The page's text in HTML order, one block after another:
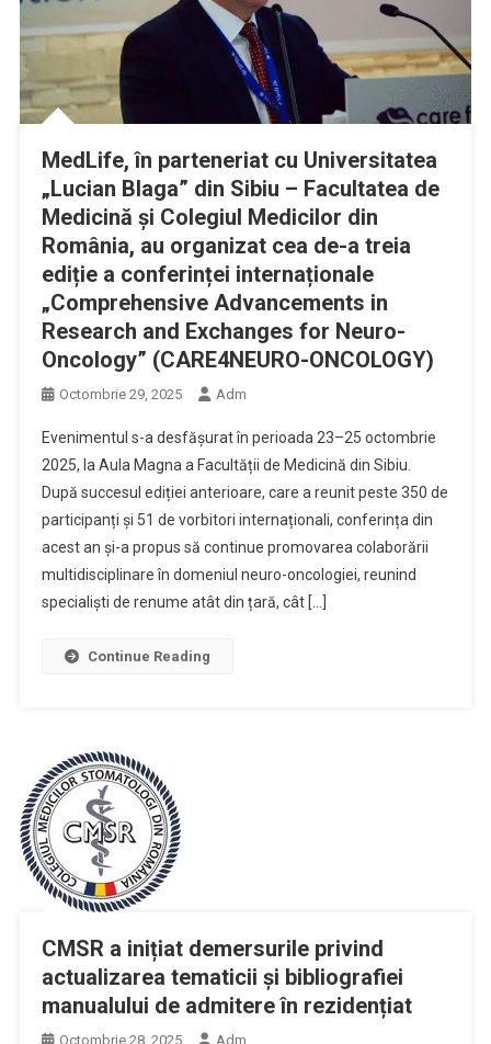
MedLife, în parteneriat cu Universitatea
„Lucian Blaga” din Sibiu – Facultatea de
Medicină și Colegiul Medicilor din
România, au organizat cea de-a treia
ediție a conferinței internaționale
„Comprehensive Advancements in
Research and Exchanges for Neuro-
Oncology” (CARE4NEURO-ONCOLOGY)
Octombrie 29, 2025 Adm
Evenimentul s-a desfășurat în perioada 23–25 octombrie
2025, la Aula Magna a Facultății de Medicină din Sibiu.
După succesul ediției anterioare, care a reunit peste 350 de
participanți și 51 de vorbitori internaționali, conferința din
acest an și-a propus să continue promovarea colaborării
multidisciplinare în domeniul neuro-oncologiei, reunind
specialiști de renume atât din țară, cât […]
Continue Reading
CMSR a inițiat demersurile privind
actualizarea tematicii și bibliografiei
manualului de admitere în rezidențiat
Octombrie 28, 2025 Adm